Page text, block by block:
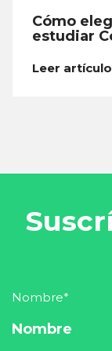
Cómo
estudiar
Leer artículo
Nombre*